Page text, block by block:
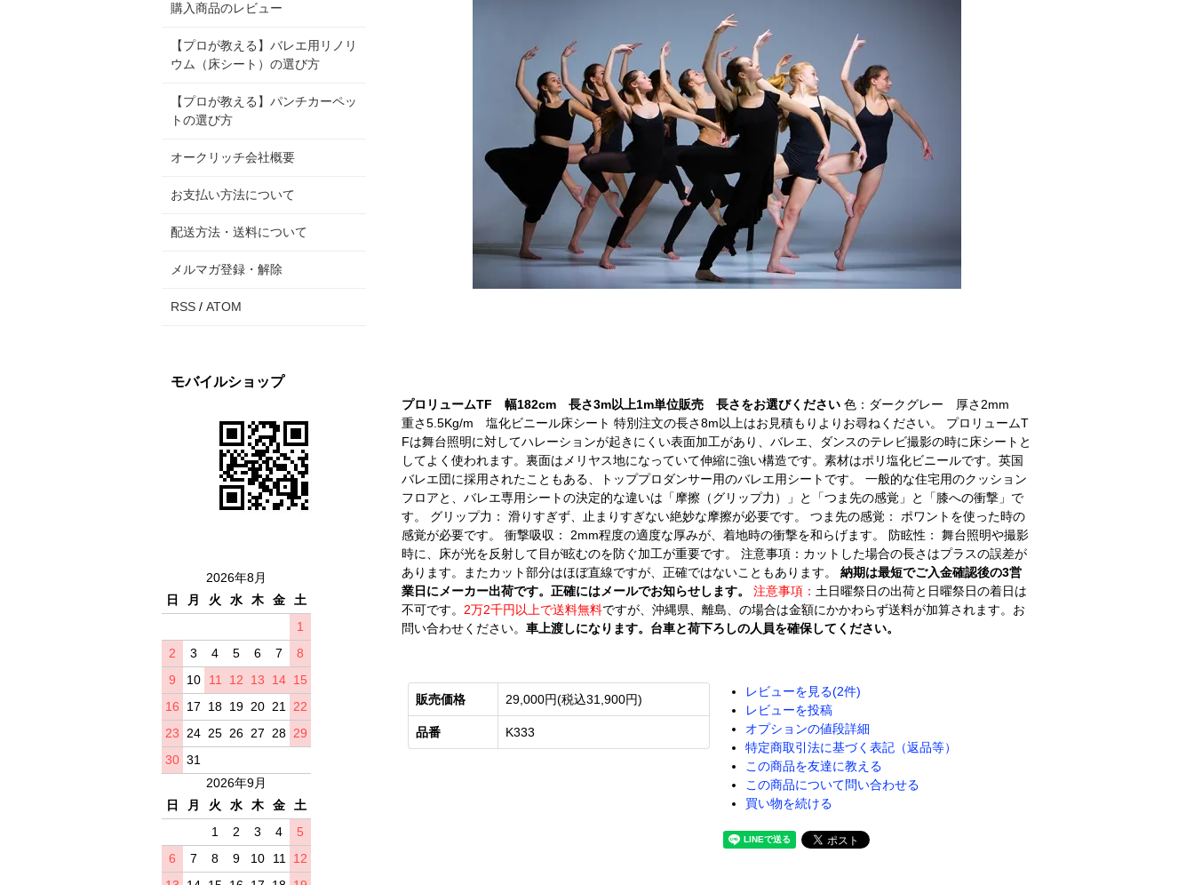
プロリュームTF 幅182cm 長さ3m以上1m単位販売 長さをお選びください 色：ダークグレー 厚さ2mm
重さ5.5Kg/m 塩化ビニール床シート 特別注文の長さ8m以上はお見積もりよりお尋ねください。 プロリュームT
Fは舞台照明に対してハレーションが起きにくい表面加工があり、バレエ、ダンスのテレビ撮影の時に床シートと
してよく使われます。裏面はメリヤス地になっていて伸縮に強い構造です。素材はポリ塩化ビニールです。英国
バレエ団に採用されたこともある、トッププロダンサー用のバレエ用シートです。 一般的な住宅用のクッション
フロアと、バレエ専用シートの決定的な違いは「摩擦（グリップ力）」と「つま先の感覚」と「膝への衝撃」で
す。 グリップ力： 滑りすぎず、止まりすぎない絶妙な摩擦が必要です。 つま先の感覚： ポワントを使った時の
感覚が必要です。 衝撃吸収： 2mm程度の適度な厚みが、着地時の衝撃を和らげます。 防眩性： 舞台照明や撮影
時に、床が光を反射して目が眩むのを防ぐ加工が重要です。 注意事項：カットした場合の長さはプラスの誤差が
あります。またカット部分はほぼ直線ですが、正確ではないこともあります。 納期は最短でご入金確認後の3営
業日にメーカー出荷です。正確にはメールでお知らせします。
注意事項： 土日曜祭日の出荷と日曜祭日の着日は
不可です。 2万2千円以上で送料無料ですが、沖縄県、離島、の場合は金額にかかわらず送料が加算されます。お
問い合わせください。 車上渡しになります。台車と荷下ろしの人員を確保してください。
販売価格 29,000円(税込31,900円)
品番 K333
レビューを見る(2件)
レビューを投稿
オプションの値段詳細
特定商取引法に基づく表記（返品等）
この商品を友達に教える
この商品について問い合わせる
買い物を続ける
購入商品のレビュー
【プロが教える】バレエ用リノリ
ウム（床シート）の選び方
【プロが教える】パンチカーペッ
トの選び方
オークリッチ会社概要
お支払い方法について
配送方法・送料について
メルマガ登録・解除
RSS / ATOM
モバイルショップ
2026年8月
日
月 火 水 木 金
土
1
2
3 4 5 6 7
8
9
10 11 12 13 14 15
16
17 18 19 20 21
22
23
24 25 26 27 28 29
30 31
2026年9月
日
月 火 水 木 金
土
1
2 3 4
5
6
7 8 9 10 11
12